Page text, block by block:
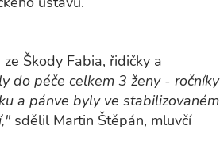
Škody Fabia, řidičky a
do péče celkem 3 ženy - ročníky
a pánve byly ve stabilizovaném
sdělil Martin Štěpán, mluvčí